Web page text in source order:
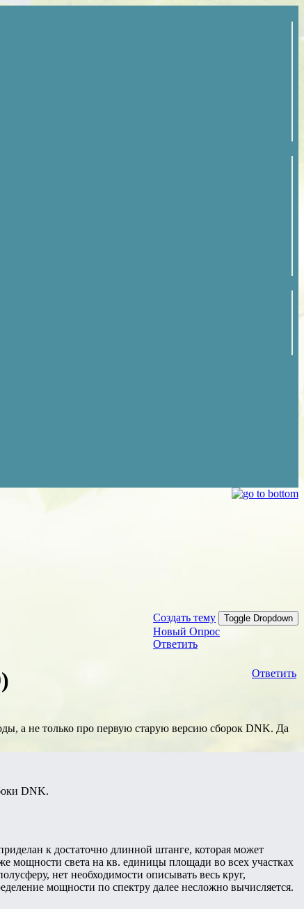
Создать тему Toggle Dropdown
Новый Опрос
Ответить
Ответить
а не только про первую старую версию сборок DNK. Да
DNK.
к достаточно длинной штанге, которая может
мощности света на кв. единицы площади во всех участках
нет необходимости описывать весь круг,
мощности по спектру далее несложно вычисляется.